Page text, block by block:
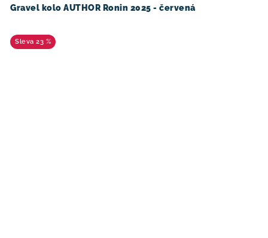
Gravel kolo AUTHOR Ronin 2025 - červená
23 %